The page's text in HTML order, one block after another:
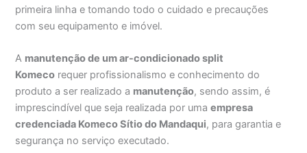
primeira linha e tomando todo o cuidado e precauções
com seu equipamento e imóvel.
A manutenção de um ar-condicionado split
Komeco requer profissionalismo e conhecimento do
produto a ser realizado a manutenção, sendo assim, é
imprescindível que seja realizada por umaempresa
credenciada Komeco Sítio do Mandaqui, para garantia e
segurança no serviço executado.